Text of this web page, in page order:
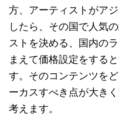
方、アーティストがア
したら、その国で人気
ストを決める、国内の
まえて価格設定をする
す。そのコンテンツを
ーカスすべき点が大き
考えます。